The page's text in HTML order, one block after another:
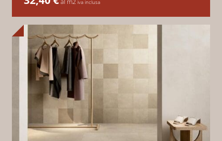
iva inclusa